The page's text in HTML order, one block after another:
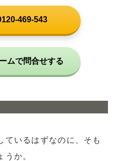
469-543
ムで問合せする
ているはずなのに、そも
うか。